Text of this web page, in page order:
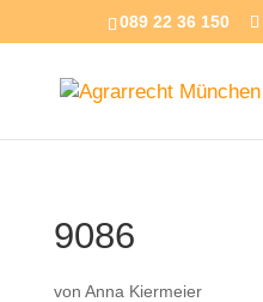
089 22 36 150
9086
von Anna Kiermeier